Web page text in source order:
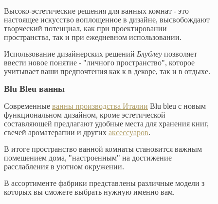
Высоко-эстетические решения для ванных комнат - это
настоящее искусство воплощенное в дизайне, высвобождают
творческий потенциал, как при проектировании
пространства, так и при ежедневном использовании.
Использование дизайнерских решений Блублеу позволяет
ввести новое понятие - "личного пространство", которое
учитывает ваши предпочтения как к в декоре, так и в отдыхе.
Blu Bleu ванны
Современные ванны производства Италии Blu bleu с новым
функциональном дизайном, кроме эстетической
составляющей предлагают удобные места для хранения книг,
свечей ароматерапии и других аксессуаров.
В итоге пространство ванной комнаты становится важным
помещением дома, "настроенным" на достижение
расслабления в уютном окружении.
В ассортименте фабрики представлены различные модели з
которых вы сможете выбрать нужную именно вам.